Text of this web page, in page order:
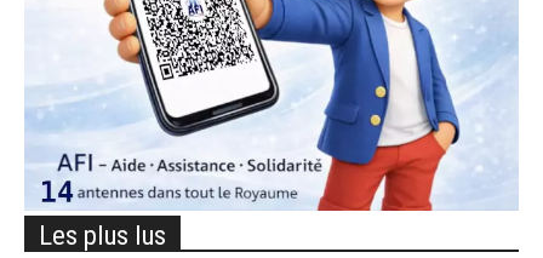
Les plus lus